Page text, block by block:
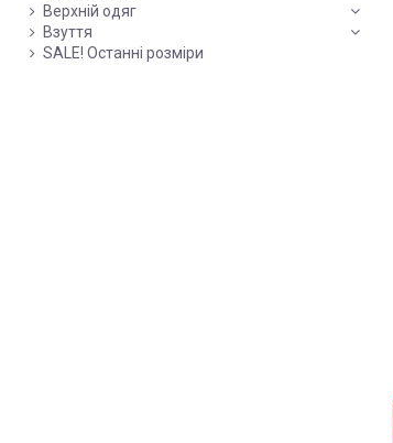
Верхній одяг
Взуття
SALE! Останні розміри